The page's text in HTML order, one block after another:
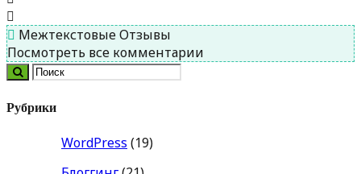
Межтекстовые Отзывы
Посмотреть все комментарии
Рубрики
WordPress (19)